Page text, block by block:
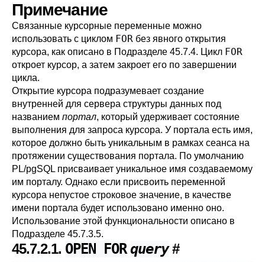
Примечание
Связанные курсорные переменные можно
использовать с циклом FOR без явного открытия
курсора, как описано в Подразделе 45.7.4. Цикл FOR
откроет курсор, а затем закроет его по завершении
цикла.
Открытие курсора подразумевает создание
внутренней для сервера структуры данных под
названием портал, который удерживает состояние
выполнения для запроса курсора. У портала есть имя,
которое должно быть уникальным в рамках сеанса на
протяжении существования портала. По умолчанию
PL/pgSQL присваивает уникальное имя создаваемому
им порталу. Однако если присвоить переменной
курсора непустое строковое значение, в качестве
имени портала будет использовано именно оно.
Использование этой функциональности описано в
Подразделе 45.7.3.5.
45.7.2.1. OPEN FOR query #